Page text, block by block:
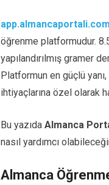
app.almancaportali.com
öğrenme platformudur.
yapılandırılmış gramer
Platformun en güçlü
ihtiyaçlarına özel olarak
Bu yazıda Almanca
nasıl yardımcı
Almanca